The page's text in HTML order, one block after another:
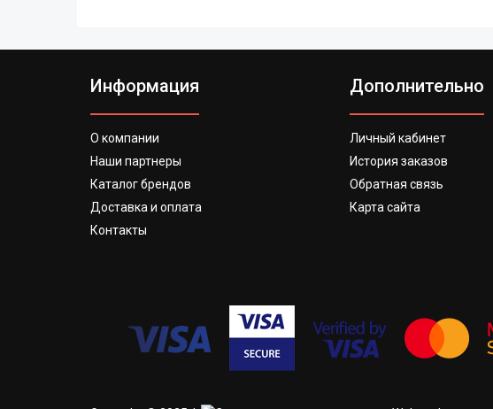
Информация
О компании
Наши партнеры
Каталог брендов
Доставка и оплата
Контакты
Дополнительно
Личный кабинет
История заказов
Обратная связь
Карта сайта